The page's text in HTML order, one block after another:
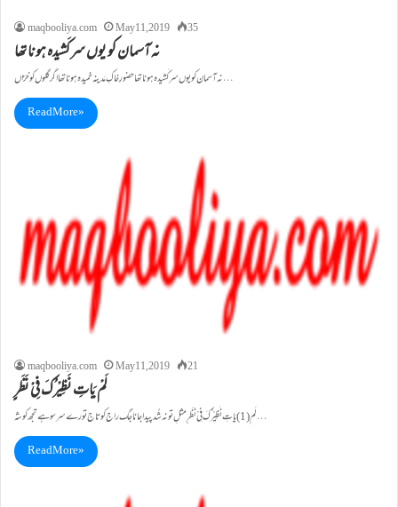
maqbooliya.com May 11, 2019 35
نہ آسمان کو یوں سرکَشیدہ ہونا تھا
نہ آسمان کو یوں سرکَشیدہ ہونا تھا حضورِ خاکِ مَدینہ خمیدہ ہونا تھا اگر گلوں کو خزاں …
Read More »
maqbooliya.com May 11, 2019 21
لَمْ یَاتِ نَظِیْرُکَ فِیْ نَظَرٍ
لَم(1) یَاتِ نَظِیْرُکَ فِیْ نَظَرٍمثلِ تو نہ شُد پیدا جانا جگ راج کو تاج تورے سرسو ہے تجھ کو شہ…
Read More »